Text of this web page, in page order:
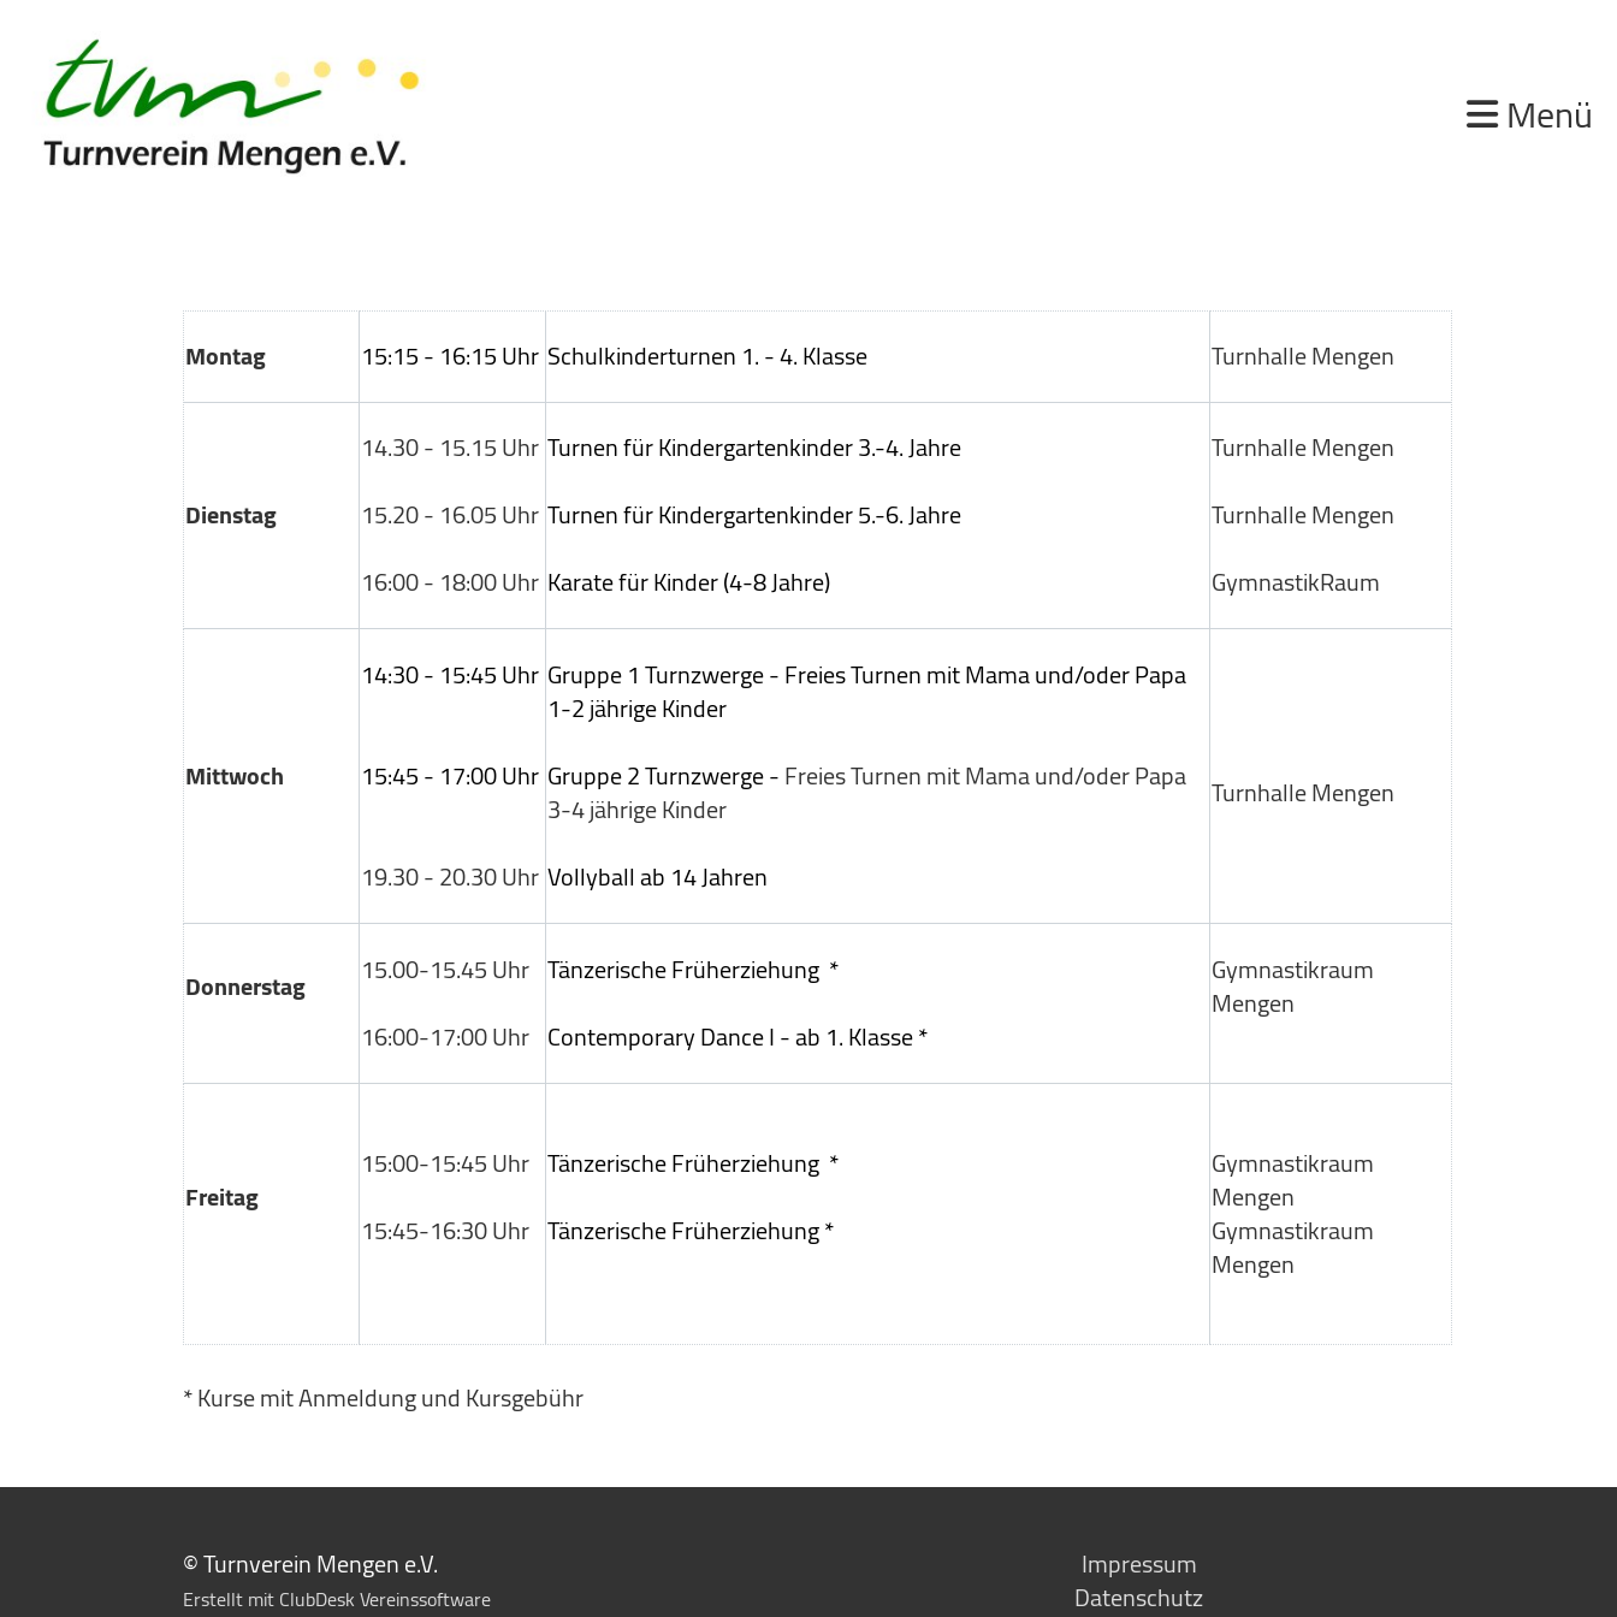
Menü
Montag 15:15 - 16:15 Uhr Schulkinderturnen1. - 4. Klasse Turnhalle Mengen
Dienstag
14.30 - 15.15 Uhr
15.20 - 16.05 Uhr
16:00 - 18:00 Uhr
Turnen für Kindergartenkinder 3.-4. Jahre
Turnen für Kindergartenkinder 5.-6. Jahre
Karate für Kinder (4-8 Jahre)
Turnhalle Mengen
Turnhalle Mengen
GymnastikRaum
Mittwoch
14:30 - 15:45 Uhr
15:45 - 17:00 Uhr
19.30 - 20.30 Uhr
Gruppe 1 Turnzwerge -Freies Turnen mit Mama und/oder Papa
1-2 jährige Kinder
Gruppe 2 Turnzwerge -Freies Turnen mit Mama und/oder Papa
3-4 jährige Kinder
Vollyball ab 14 Jahren
Turnhalle Mengen
Donnerstag
15.00-15.45 Uhr
16:00-17:00 Uhr
Tänzerische Früherziehung *
Contemporary Dance I - ab 1. Klasse *
Gymnastikraum
Mengen
Freitag
15:00-15:45 Uhr
15:45-16:30 Uhr
Tänzerische Früherziehung *
Tänzerische Früherziehung *
Gymnastikraum
Mengen
Gymnastikraum
Mengen
* Kurse mit Anmeldung und Kursgebühr
© Turnverein Mengen e.V.
Erstellt mit ClubDesk Vereinssoftware
Impressum
Datenschutz